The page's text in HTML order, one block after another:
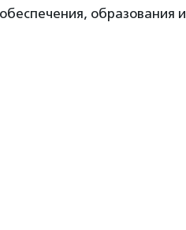
образования и